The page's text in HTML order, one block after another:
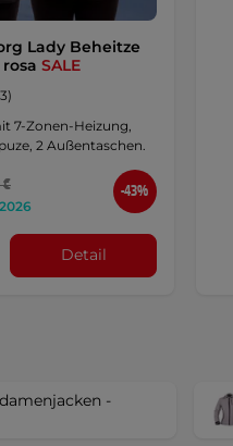
Lady Beheitze
SALE
7-Zonen-Heizung,
2 Außentaschen.
€ -43%
Detail
-